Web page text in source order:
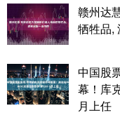
赣州达
牺牲品,
中国股
幕！库
月上任